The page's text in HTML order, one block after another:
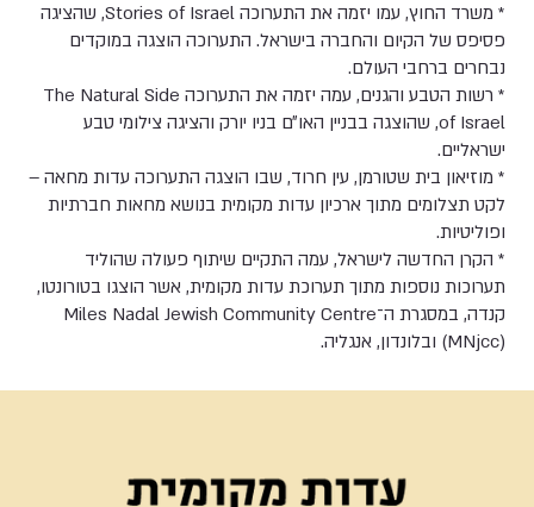
* משרד החוץ, עמו יזמה את התערוכה Stories of Israel, שהציגה
פסיפס של הקיום והחברה בישראל. התערוכה הוצגה במוקדים
נבחרים ברחבי העולם.
* רשות הטבע והגנים, עמה יזמה את התערוכה The Natural Side
of Israel, שהוצגה בבניין האו״ם בניו יורק והציגה צילומי טבע
ישראליים.
* מוזיאון בית שטורמן, עין חרוד, שבו הוצגה התערוכה עדות מחאה –
לקט תצלומים מתוך ארכיון עדות מקומית בנושא מחאות חברתיות
ופוליטיות.
* הקרן החדשה לישראל, עמה התקיים שיתוף פעולה שהוליד
תערוכות נוספות מתוך תערוכת עדות מקומית, אשר הוצגו בטורונטו,
קנדה, במסגרת ה־Miles Nadal Jewish Community Centre
(MNjcc) ובלונדון, אנגליה.